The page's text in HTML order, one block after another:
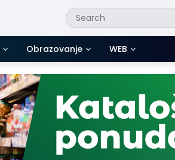
Obrazovanje WEB